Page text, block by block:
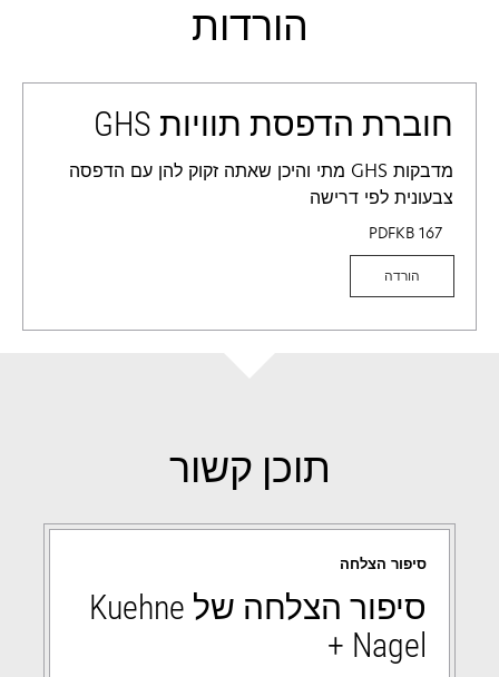
הורדות
חוברת הדפסת תוויות GHS
מדבקות GHS מתי והיכן שאתה זקוק להן עם הדפסה
צבעונית לפי דרישה
167 KB
PDF
הורדה
תוכן קשור
סיפור הצלחה
סיפור הצלחה של Kuehne
+ Nagel